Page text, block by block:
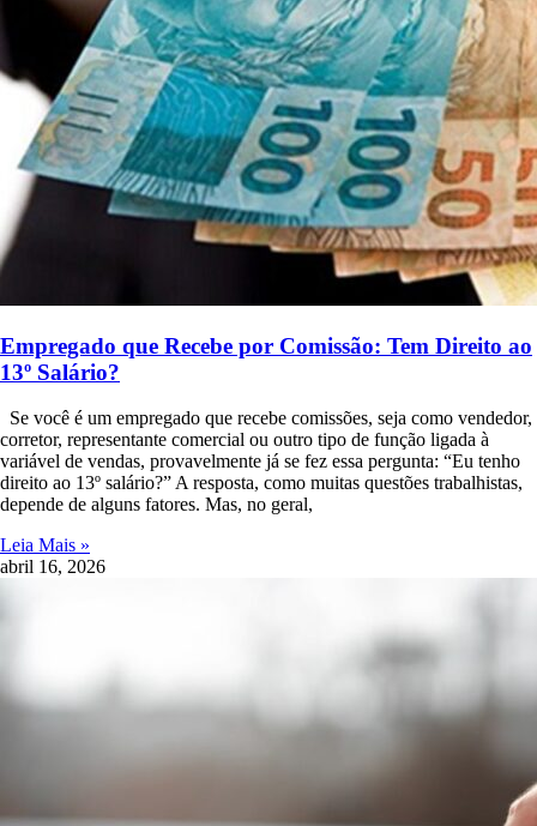
Empregado que Recebe por Comissão: Tem Direito ao
13º Salário?
Se você é um empregado que recebe comissões, seja como vendedor,
corretor, representante comercial ou outro tipo de função ligada à
variável de vendas, provavelmente já se fez essa pergunta: “Eu tenho
direito ao 13º salário?” A resposta, como muitas questões trabalhistas,
depende de alguns fatores. Mas, no geral,
Leia Mais »
abril 16, 2026